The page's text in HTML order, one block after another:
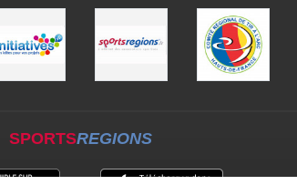
SPORTSREGIONS